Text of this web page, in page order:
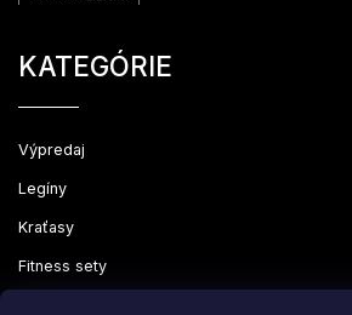
KATEGÓRIE
Výpredaj
Legíny
Kraťasy
Fitness sety